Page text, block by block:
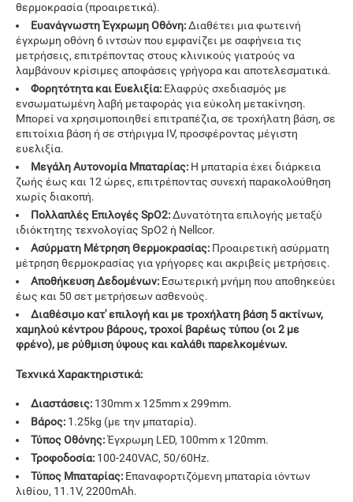
θερμοκρασία (προαιρετικά).
Ευανάγνωστη Έγχρωμη Οθόνη:Διαθέτει μια φωτεινή
έγχρωμη οθόνη 6 ιντσών που εμφανίζει με σαφήνεια τις
μετρήσεις, επιτρέποντας στους κλινικούς γιατρούς να
λαμβάνουν κρίσιμες αποφάσεις γρήγορα και αποτελεσματικά.
Φορητότητα και Ευελιξία: Ελαφρύς σχεδιασμός με
ενσωματωμένη λαβή μεταφοράς για εύκολη μετακίνηση.
Μπορεί να χρησιμοποιηθεί επιτραπέζια, σε τροχήλατη βάση, σε
επιτοίχια βάση ή σε στήριγμα IV, προσφέροντας μέγιστη
ευελιξία.
Μεγάλη Αυτονομία Μπαταρίας: Η μπαταρία έχει διάρκεια
ζωής έως και 12 ώρες, επιτρέποντας συνεχή παρακολούθηση
χωρίς διακοπή.
Πολλαπλές Επιλογές SpO2:Δυνατότητα επιλογής μεταξύ
ιδιόκτητης τεχνολογίας SpO2 ή Nellcor.
Ασύρματη Μέτρηση Θερμοκρασίας: Προαιρετική ασύρματη
μέτρηση θερμοκρασίας για γρήγορες και ακριβείς μετρήσεις.
Αποθήκευση Δεδομένων: Εσωτερική μνήμη που αποθηκεύει
έως και 50 σετ μετρήσεων ασθενούς.
Διαθέσιμο κατ' επιλογή και με τροχήλατη βάση 5 ακτίνων,
χαμηλού κέντρου βάρους, τροχοί βαρέως τύπου (οι 2 με
φρένο), με ρύθμιση ύψους και καλάθι παρελκομένων.
Τεχνικά Χαρακτηριστικά:
Διαστάσεις: 130mm x 125mm x 299mm.
Βάρος: 1.25kg (με την μπαταρία).
Τύπος Οθόνης:Έγχρωμη LED, 100mm x 120mm.
Τροφοδοσία: 100-240VAC, 50/60Hz.
Τύπος Μπαταρίας: Επαναφορτιζόμενη μπαταρία ιόντων
λιθίου, 11.1V, 2200mAh.